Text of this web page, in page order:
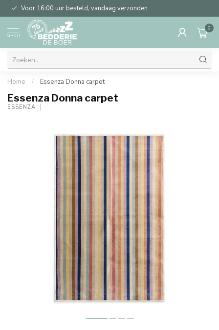
Voor 16:00 uur besteld, vandaag verzonden
MENU
0
Home / Essenza Donna carpet
Essenza Donna carpet
ESSENZA